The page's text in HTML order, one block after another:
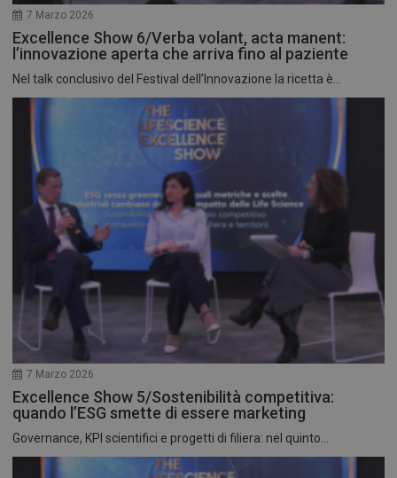
7 Marzo 2026
Excellence Show 6/Verba volant, acta manent:
l’innovazione aperta che arriva fino al paziente
Nel talk conclusivo del Festival dell’Innovazione la ricetta è...
7 Marzo 2026
Excellence Show 5/Sostenibilità competitiva:
quando l’ESG smette di essere marketing
Governance, KPI scientifici e progetti di filiera: nel quinto...